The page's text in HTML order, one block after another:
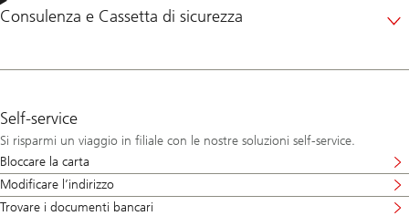
Consulenza e Cassetta di sicurezza
Self-service
Si risparmi un viaggio in filiale con le nostre soluzioni self-service.
Bloccare la carta
Modificare l’indirizzo
Trovare i documenti bancari